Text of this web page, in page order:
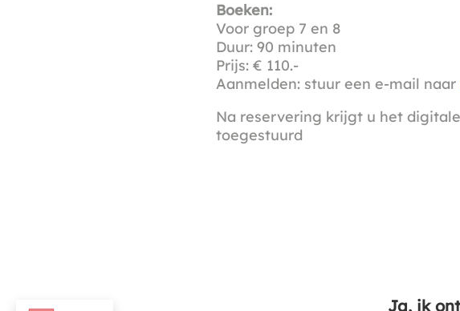
Boeken:
Voor groep 7 en 8
Duur: 90 minuten
Prijs: € 110.-
Aanmelden: stuur een e-mail naar
Na reservering krijgt u het
toegestuurd
Ja, ik